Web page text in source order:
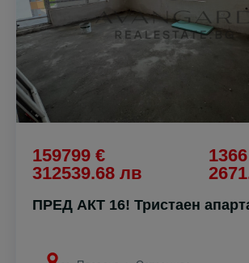
159799 €
312539.68 лв
ПРЕД АКТ 16! Тристаен